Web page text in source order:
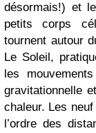
désormais!) et
petits corps
tournent autour
Le Soleil,
les
gravitationnelle
chaleur. Les
l’ordre des